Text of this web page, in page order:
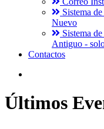
Sistema
Nuevo
Sistema
Antiguo -
Contactos
Últimos